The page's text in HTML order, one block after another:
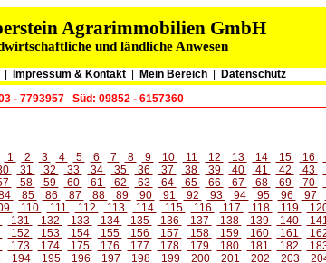
Agrarimmobilien GmbH
und ländliche Anwesen
Impressum & Kontakt| Mein Bereich Datenschutz
- 7793957 Süd: 09852 - 6157360
1 2 3 4 5 6 7 8 9 10 11 12 13 14 15 16
31 32 33 34 35 36 37 38 39 40 41 42 43
58 59 60 61 62 63 64 65 66 67 68 69 70
85 86 87 88 89 90 91 92 93 94 95 96 97
110 111 112 113 114 115 116 117 118 119
131 132 133 134 135 136 137 138 139 140
152 153 154 155 156 157 158 159 160 161
173 174 175 176 177 178 179 180 181 182
194 195 196 197 198 199 200 201 202 203